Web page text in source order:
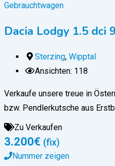
Gebrauchtwagen
Dacia Lodgy 1.5 dci
Sterzing, Wipptal
Ansichten: 118
Verkaufe unsere treue in
bzw. Pendlerkutsche aus
Zu Verkaufen
3.200€ (fix)
Nummer zeigen